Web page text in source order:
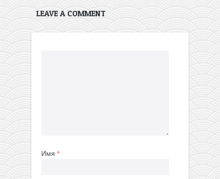
LEAVE A COMMENT
Имя *